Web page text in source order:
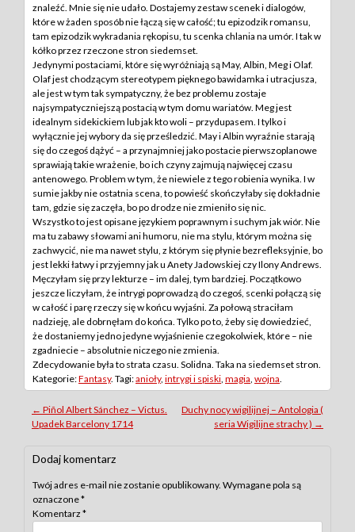
znaleźć. Mnie się nie udało. Dostajemy zestaw scenek i dialogów,
które w żaden sposób nie łączą się w całość; tu epizodzik romansu,
tam epizodzik wykradania rękopisu, tu scenka chlania na umór. I tak w
kółko przez rzeczone stron siedemset.
Jedynymi postaciami, które się wyróżniają są May, Albin, Meg i Olaf.
Olaf jest chodzącym stereotypem pięknego bawidamka i utracjusza,
ale jest w tym tak sympatyczny, że bez problemu zostaje
najsympatyczniejszą postacią w tym domu wariatów. Meg jest
idealnym sidekickiem lub jak kto woli – przydupasem. I tylko i
wyłącznie jej wybory da się prześledzić. May i Albin wyraźnie starają
się do czegoś dążyć – a przynajmniej jako postacie pierwszoplanowe
sprawiają takie wrażenie, bo ich czyny zajmują najwięcej czasu
antenowego. Problem w tym, że niewiele z tego robienia wynika. I w
sumie jakby nie ostatnia scena, to powieść skończyłaby się dokładnie
tam, gdzie się zaczęła, bo po drodze nie zmieniło się nic.
Wszystko to jest opisane językiem poprawnym i suchym jak wiór. Nie
ma tu zabawy słowami ani humoru, nie ma stylu, którym można się
zachwycić, nie ma nawet stylu, z którym się płynie bezrefleksyjnie, bo
jest lekki łatwy i przyjemny jak u Anety Jadowskiej czy Ilony Andrews.
Męczyłam się przy lekturze – im dalej, tym bardziej. Początkowo
jeszcze liczyłam, że intrygi poprowadzą do czegoś, scenki połączą się
w całość i parę rzeczy się w końcu wyjaśni. Za połową straciłam
nadzieję, ale dobrnęłam do końca. Tylko po to, żeby się dowiedzieć,
że dostaniemy jedno jedyne wyjaśnienie czegokolwiek, które – nie
zgadniecie – absolutnie niczego nie zmienia.
Zdecydowanie była to strata czasu. Solidna. Taka na siedemset stron.
Kategorie:Fantasy. Tagi:anioły, intrygi i spiski magia wojna
Post
navigation
← Piñol Albert Sánchez – Victus.
Upadek Barcelony 1714
Duchy nocy wigilijnej – Antologia (
seria Wigilijne strachy ) →
Dodaj komentarz
Twój adres e-mail nie zostanie opublikowany. Wymagane pola są
oznaczone*
Komentarz *